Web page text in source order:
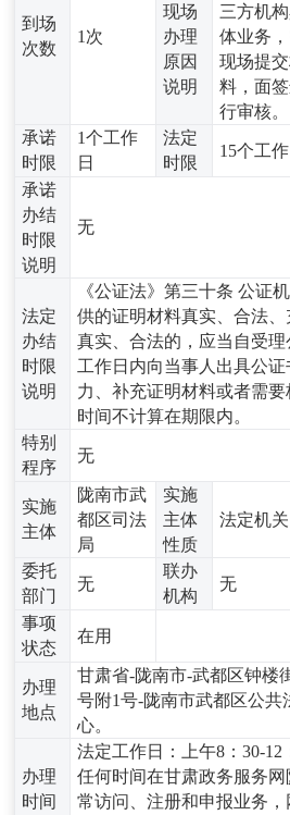
到场
次数
1次
现场
办理
原因
说明
三方机
体业务
现场提
料，面
行审核。
承诺
时限
1个工作
日
法定
时限
15个工作
承诺
办结
时限
说明
无
法定
办结
时限
说明
《公证法》第三十条 公证
供的证明材料真实、合法
真实、合法的，应当自受
工作日内向当事人出具公
力、补充证明材料或者需
时间不计算在期限内。
特别
程序
无
实施
主体
陇南市武
都区司法
局
实施
主体
性质
法定机关
委托
部门
无
联办
机构
无
事项
状态
在用
办理
地点
甘肃省-陇南市-武都区钟楼
号附1号-陇南市武都区公共
心。
办理
时间
法定工作日：上午8：30-12
任何时间在甘肃政务服务
常访问、注册和申报业务